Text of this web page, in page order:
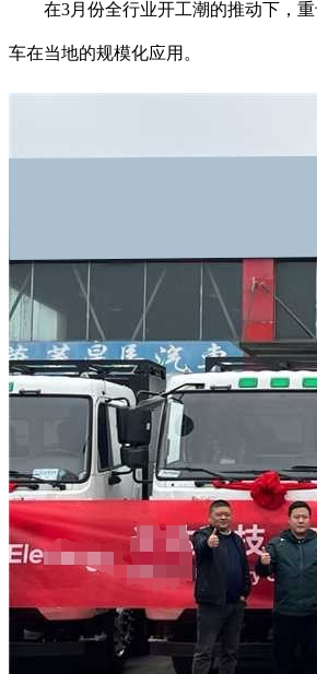
在3月份全行业开工潮的推动下，重
车在当地的规模化应用。